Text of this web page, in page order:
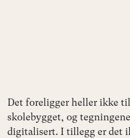
Det foreligger heller ikke
skolebygget, og
digitalisert. I tillegg er det